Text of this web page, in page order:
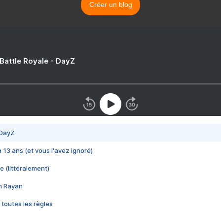
Créer un blog
Royale - DayZ
13 ans (et vous l'avez ignoré)
(littéralement)
Rayan
toutes les règles